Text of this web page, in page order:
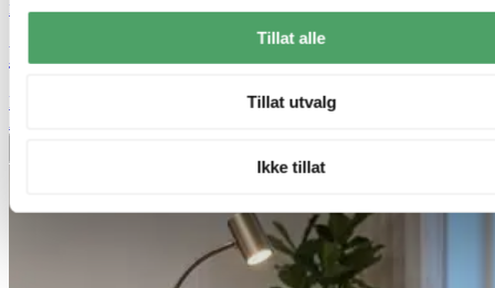
Tillat alle
Tillat utvalg
Ikke tillat
Nova Life
Noor II leselampe gulv 1lys 146cm brun
kr 1 299,-